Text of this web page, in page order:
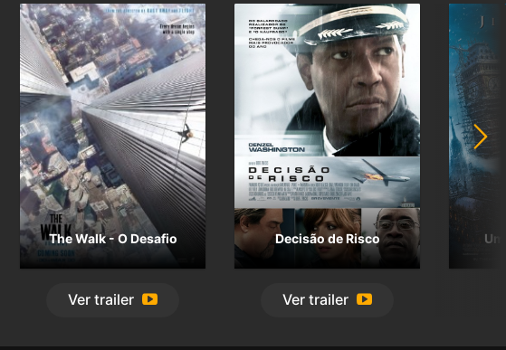
The Walk - O Desafio
Ver trailer
Decisão de Risco
Ver trailer